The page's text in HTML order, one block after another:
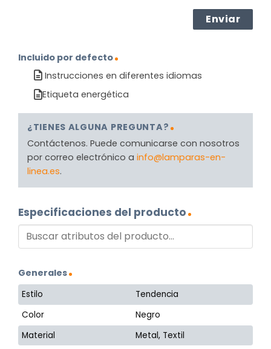
Incluido por defecto
Instrucciones en diferentes idiomas
Etiqueta energética
¿TIENES ALGUNA PREGUNTA?
Contáctenos. Puede comunicarse con nosotros
por correo electrónico a info@lamparas-en-
linea.es.
Especificaciones del producto
Generales
Estilo
Tendencia
Color
Negro
Material
Metal, Textil